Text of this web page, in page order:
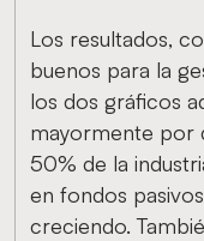
Los resultados,
buenos para la
los dos gráficos
mayormente por
50% de la
en fondos
creciendo.